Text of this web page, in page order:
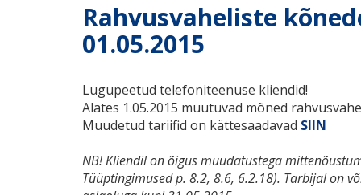
Rahvusvaheliste
01.05.2015
Lugupeetud telefoniteenuse kliendid!
Alates 1.05.2015 muutuvad mõned
Muudetud tariifid on kättesaadavad SIIN
NB! Kliendil on õigus muudatustega
Tüüptingimused p. 8.2, 8.6, 6.2.18). Tarbijal on